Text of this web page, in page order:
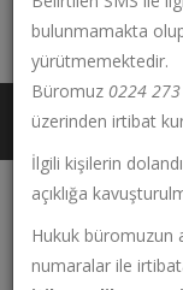
Çırpan Mahallesi
bulunmamakta
yürütmemektedir.
Büromuz 0224
üzerinden irtibat
İlgili kişilerin
açıklığa
Hukuk büromuzun
numaralar ile